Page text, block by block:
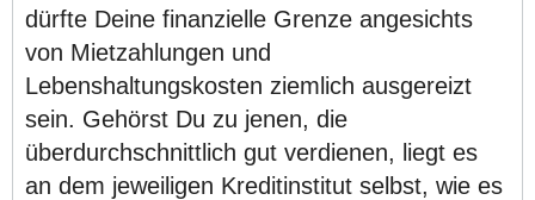
dürfte Deine finanzielle Grenze angesichts
von Mietzahlungen und
Lebenshaltungskosten ziemlich ausgereizt
sein. Gehörst Du zu jenen, die
überdurchschnittlich gut verdienen, liegt es
an dem jeweiligen Kreditinstitut selbst, wie es